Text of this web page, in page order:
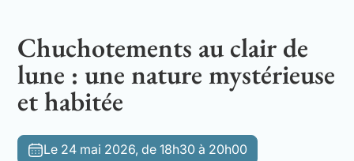
Chuchotements au clair de
lune : une nature mystérieuse
et habitée
Le 24 mai 2026, de 18h30 à 20h00